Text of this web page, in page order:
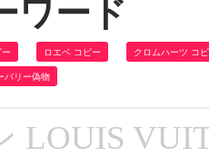
ワード
ロエベ コピー クロムハーツ コ
バリー偽物
LOUIS